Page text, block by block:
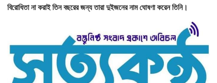
বিরোধিতা না করাই তিন বছরের জন্য তারা দুইজনের নাম ঘোষণা করেন তিনি।